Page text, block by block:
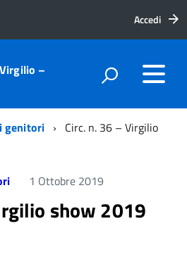
Accedi
–
genitori Circ. n. 36 – Virgilio
1 Ottobre 2019
show 2019